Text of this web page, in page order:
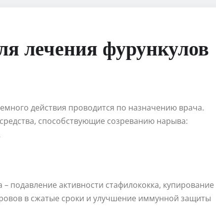
лечения фурункулов
действия проводится по назначению врача.
способствующие созреванию нарыва:
подавление активности стафилококка, купирование
в сжатые сроки и улучшение иммунной защиты